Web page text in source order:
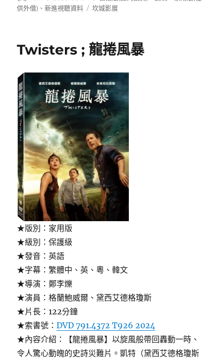
者
佈
類
供外借) 、新進視聽資料
標
坎城影展
Twisters ; 龍捲風暴
★版別：家用版
★級別：保護級
★發音：英語
★字幕：繁體中、英、粵、韓文
★導演：鄭李爍
★演員：格蘭鮑威爾、黛西艾德格瓊斯
★片長：122分鐘
★索書號：DVD 791.4372 T926 2024
★內容介紹：【龍捲風暴】以旋風般帶回轟動一時、
令人驚心動魄的史詩災難片。凱特（黛西艾德格瓊斯